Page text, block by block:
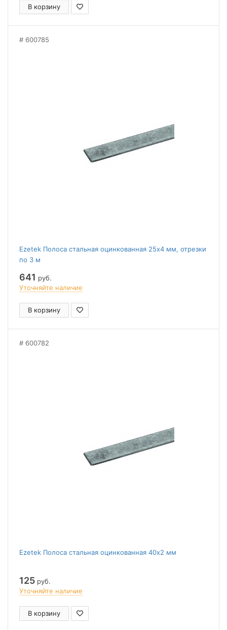
В корзину
600785
Ezetek Полоса стальная оцинкованная 25х4 мм, отрезки
по 3 м
641 руб.
Уточняйте наличие
В корзину
600782
Ezetek Полоса стальная оцинкованная 40х2 мм
125 руб.
Уточняйте наличие
В корзину